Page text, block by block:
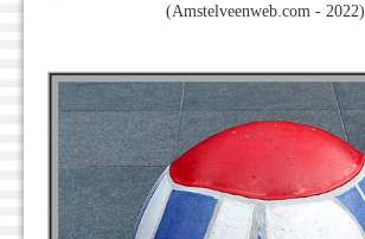
(Amstelveenweb.com - 2022)